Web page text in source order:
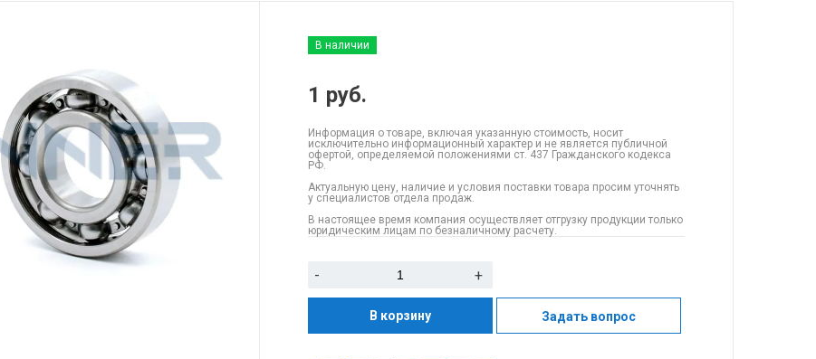
В наличии
1 руб.
Информация о товаре, включая указанную стоимость, носит
исключительно информационный характер и не является публичной
офертой, определяемой положениями ст. 437 Гражданского кодекса
РФ.
Актуальную цену, наличие и условия поставки товара просим уточнять
у специалистов отдела продаж.
В настоящее время компания осуществляет отгрузку продукции только
юридическим лицам по безналичному расчету.
- +
В корзину Задать вопрос